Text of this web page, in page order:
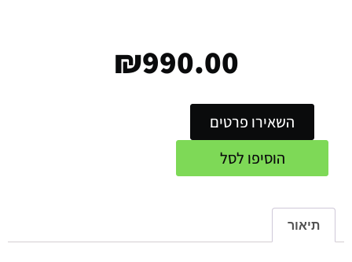
₪990.00
השאירו פרטים
הוסיפו לסל
תיאור